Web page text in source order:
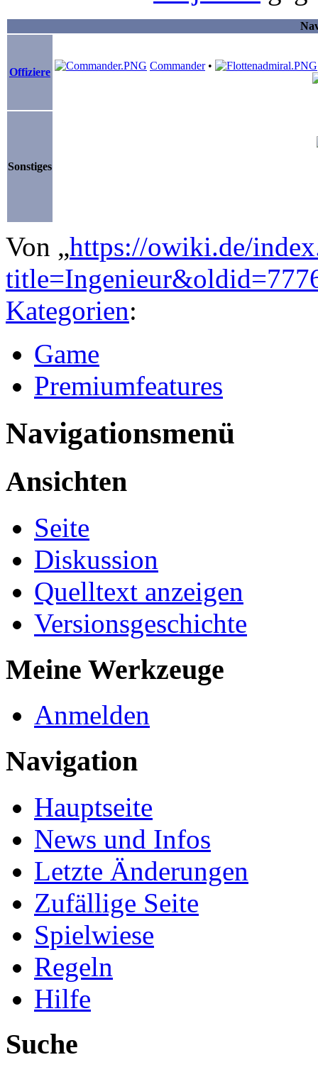
Offiziere
Commander•
Sonstiges
Von „https://owiki.de/
Kategorien:
Game
Premiumfeatures
Navigationsmenü
Ansichten
Seite
Diskussion
Quelltext anzeigen
Versionsgeschichte
Meine Werkzeuge
Anmelden
Navigation
Hauptseite
News und Infos
Letzte Änderungen
Zufällige Seite
Spielwiese
Regeln
Hilfe
Suche